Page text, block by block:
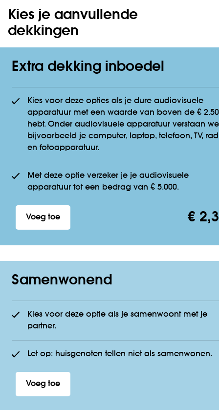
Kies je aanvullende
dekkingen
Extra dekking inboedel
Kies voor deze opties als je dure audiovisuele
apparatuur met een waarde van boven de €
hebt. Onder audiovisuele apparatuur verstaan we
bijvoorbeeld je computer, laptop, telefoon, TV,
en fotoapparatuur.
Met deze optie verzeker je je audiovisuele
apparatuur tot een bedrag van € 5.000.
Voeg toe €
Samenwonend
Kies voor deze optie als je samenwoont met je
partner.
Let op: huisgenoten tellen niet als samenwonen.
Voeg toe